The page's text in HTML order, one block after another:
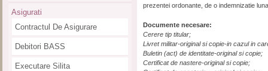
prezentei ordonante, de o indemnizatie
Documente necesare:
Cerere tip titular;
Livret militar-original si copie-in cazul in
Buletin (act) de identitate-original si copie;
Certificat de nastere-original si copie;
Asigurati
Contractul De Asigurare
Debitori BASS
Executare Silita